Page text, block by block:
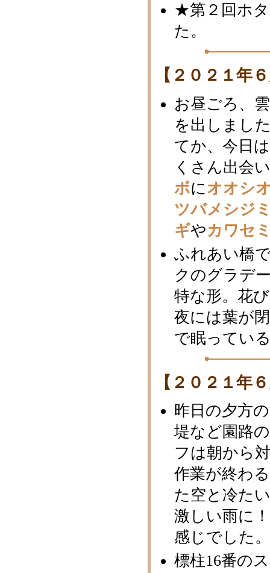
★第２回ホ
た。
【２０２１年
お昼ごろ、
を出しまし
てか、今日
くさん出会
ボにオオシ
ツバメシジ
ギやカワセ
ふれあい橋
クのグラデ
特な形。花
夜には葉が
で眠ってい
【２０２１年
昨日の夕方
堤など園路
フは朝から
作業が終わ
た空と冷た
激しい雨に
感じでした
標柱16番の